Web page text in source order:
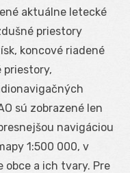
aktuálne letecké
priestory
koncové riadené
priestory,
sú zobrazené len
navigáciou
1:500 000, v
obce a ich tvary. Pre